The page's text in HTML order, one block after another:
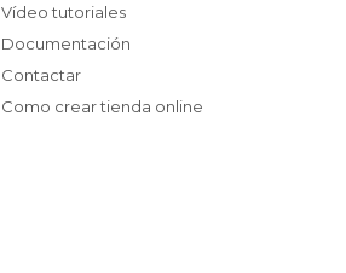
Vídeo tutoriales
Documentación
Contactar
Como crear tienda online